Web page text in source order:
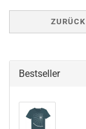
ZURÜCK
Bestseller